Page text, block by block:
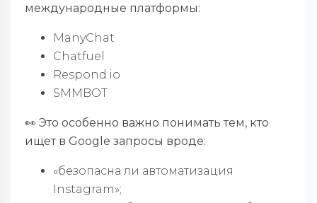
международные платформы:
ManyChat
Chatfuel
Respond.io
SMMBOT
👀 Это особенно важно понимать тем, кто
ищет в Google запросы вроде:
«безопасна ли автоматизация
Instagram»;